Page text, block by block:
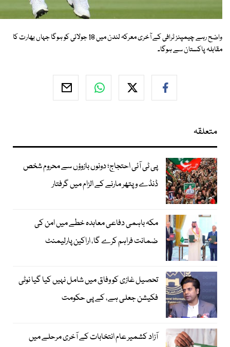
واضح رہے چیمپنز ٹرافی کے آخری معرکہ لندن میں 18 جولائی کو ہوگا جہاں بھارت کا
مقابلہ پاکستان سے ہوگا۔
متعلقہ
پی ٹی آئی احتجاج؛ دونوں بازوؤں سے محروم شخص
ڈنڈے و پتھر مارنے کے الزام میں گرفتار
مکہ باہمی دفاعی معاہدہ خطے میں امن کی
ضمانت فراہم کرے گا، اراکین پارلیمنٹ
تحصیل غازی کو وفاق میں شامل نہیں کیا گیا نوٹی
فکیشن جعلی ہے، کے پی حکومت
آزاد کشمیر عام انتخابات کے آخری مرحلے میں